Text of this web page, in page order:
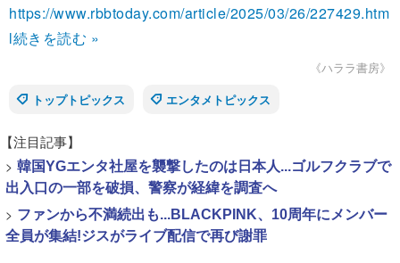
https://www.rbbtoday.com/article/2025/03/26/227429.htm
l続きを読む »
《ハララ書房》
トップトピックス
エンタメトピックス
【注目記事】
> 韓国YGエンタ社屋を襲撃したのは日本人...ゴルフクラブで
出入口の一部を破損、警察が経緯を調査へ
> ファンから不満続出も...BLACKPINK、10周年にメンバー
全員が集結!ジスがライブ配信で再び謝罪